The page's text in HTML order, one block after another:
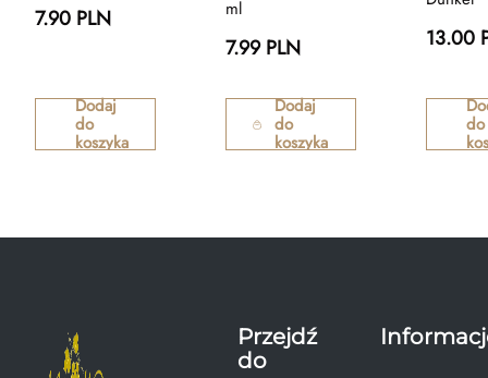
7.90 PLN
Dodaj
do
koszyka
ml
7.99 PLN
Dodaj
do
koszyka
13.00
do
Przejdź
do